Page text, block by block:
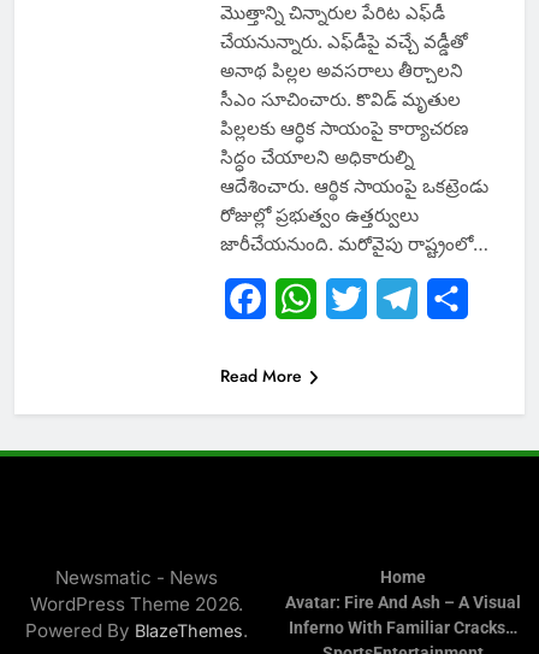
మొత్తాన్ని చిన్నారుల పేరిట ఎఫ్‌డీ
చేయనున్నారు. ఎఫ్‌డీపై వచ్చే వడ్డీతో
అనాథ పిల్లల అవసరాలు తీర్చాలని
సీఎం సూచించారు. కొవిడ్‌ మృతుల
పిల్లలకు ఆర్ధిక సాయంపై కార్యాచరణ
సిద్ధం చేయాలని అధికారుల్ని
ఆదేశించారు. ఆర్థిక సాయంపై ఒకట్రెండు
రోజుల్లో ప్రభుత్వం ఉత్తర్వులు
జారీచేయనుంది. మరోవైపు రాష్ట్రంలో…
FacebookWhatsApp
Twitter Telegram
Read More
Newsmatic - News
WordPress Theme 2026.
Powered By BlazeThemes.
Home
Avatar: Fire And Ash – A Visual
Inferno With Familiar Cracks…